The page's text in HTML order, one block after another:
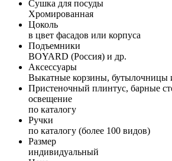
Сушка для посуды
Хромированная
Цоколь
в цвет фасадов или корпуса
Подъемники
BOYARD (Россия) и др.
Аксессуары
Выкатные корзины, бутылочницы
Пристеночный плинтус, барные
освещение
по каталогу
Ручки
по каталогу (более 100 видов)
Размер
индивидуальный